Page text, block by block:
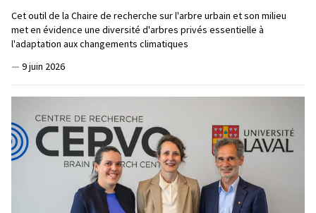
Cet outil de la Chaire de recherche sur l'arbre urbain et son milieu
met en évidence une diversité d'arbres privés essentielle à
l'adaptation aux changements climatiques
— 9 juin 2026